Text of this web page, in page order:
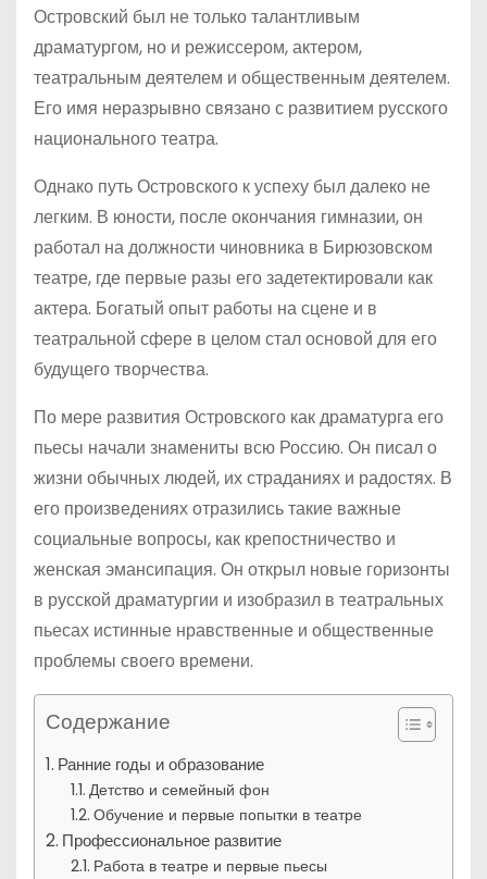
Островский был не только талантливым
драматургом, но и режиссером, актером,
театральным деятелем и общественным деятелем.
Его имя неразрывно связано с развитием русского
национального театра.
Однако путь Островского к успеху был далеко не
легким. В юности, после окончания гимназии, он
работал на должности чиновника в Бирюзовском
театре, где первые разы его задетектировали как
актера. Богатый опыт работы на сцене и в
театральной сфере в целом стал основой для его
будущего творчества.
По мере развития Островского как драматурга его
пьесы начали знамениты всю Россию. Он писал о
жизни обычных людей, их страданиях и радостях. В
его произведениях отразились такие важные
социальные вопросы, как крепостничество и
женская эмансипация. Он открыл новые горизонты
в русской драматургии и изобразил в театральных
пьесах истинные нравственные и общественные
проблемы своего времени.
Содержание
Ранние годы и образование
Детство и семейный фон
Обучение и первые попытки в театре
Профессиональное развитие
Работа в театре и первые пьесы